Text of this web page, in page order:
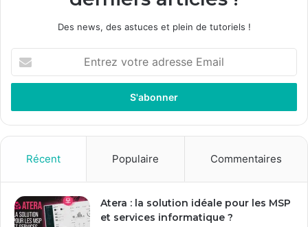
Des news, des astuces et plein de tutoriels !
t
e
z
r
e
a
Récent Populaire Commentaires
Atera : la solution idéale pour les MSP
et services informatique ?